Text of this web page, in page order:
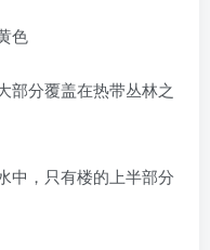
色
部分覆盖在热带丛林之
中，只有楼的上半部分